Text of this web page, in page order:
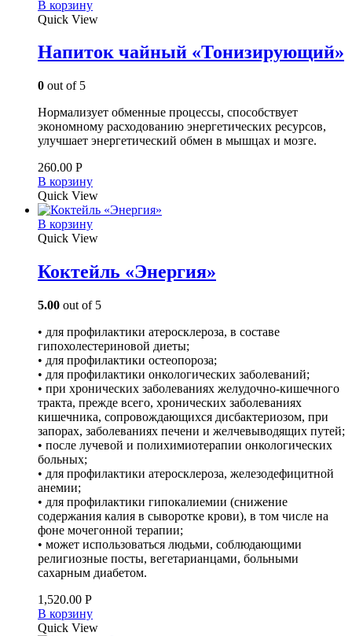
В корзину
Quick View
Напиток чайный «Тонизирующий»
0 out of 5
Нормализует обменные процессы, способствует
экономному расходованию энергетических ресурсов,
улучшает энергетический обмен в мышцах и мозге.
260.00 Р
В корзину
Quick View
В корзину
Quick View
Коктейль «Энергия»
5.00 out of 5
• для профилактики атеросклероза, в составе
гипохолестериновой диеты;
• для профилактики остеопороза;
• для профилактики онкологических заболеваний;
• при хронических заболеваниях желудочно­-кишечного
тракта, прежде всего, хронических заболеваниях
кишечника, сопровождающихся дисбактериозом, при
запорах, заболеваниях печени и желчевыводящих путей;
• после лучевой и полихимиотерапии онкологических
больных;
• для профилактики атеросклероза, железодефицитной
анемии;
• для профилактики гипокалиемии (снижение
содержания калия в сыворотке крови), в том числе на
фоне мочегонной терапии;
• может использоваться людьми, соблюдающими
религиозные посты, вегетарианцами, больными
сахарным диабетом.
1,520.00 Р
В корзину
Quick View